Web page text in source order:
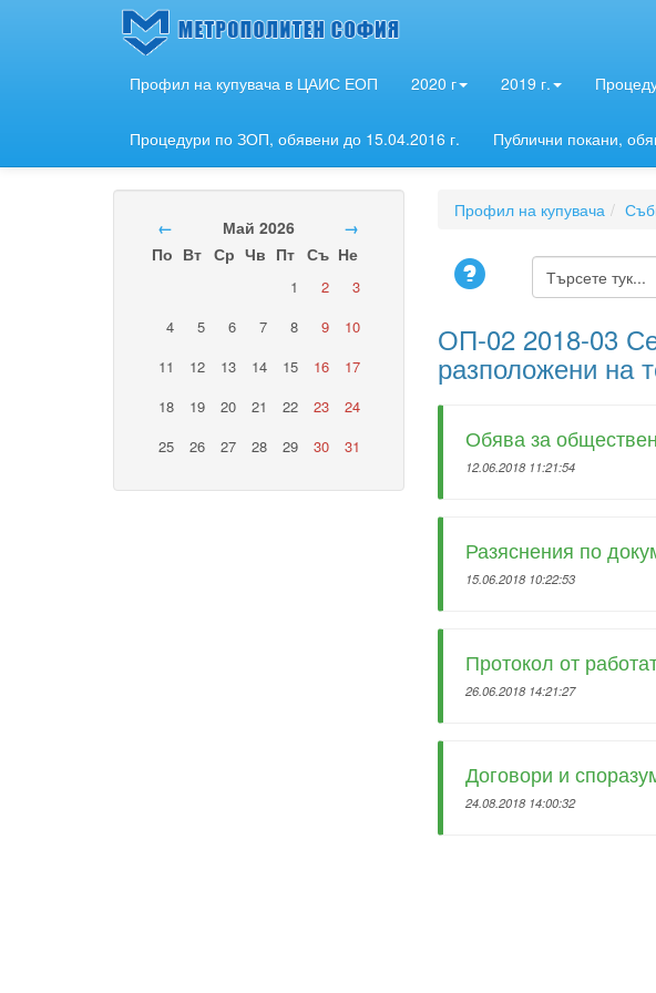
Профил на купувача в ЦАИС ЕОП 2020 г 2019 г.
Процедури по ЗОП, обявени до 15.04.2016 г. Публични покани,
← Май 2026
→
По Вт Ср Чв Пт Съ Не
1 2
3
4
5 6 7 8 9
10
11
12 13 14 15 16
17
18
19 20 21 22 23
24
25
26 27 28 29 30 31
Профил на купувача
ОП-02 2018-03
разположени на
Обява за
12.06.2018 11:21:54
Разяснения по
15.06.2018 10:22:53
Протокол от
26.06.2018 14:21:27
Договори и
24.08.2018 14:00:32